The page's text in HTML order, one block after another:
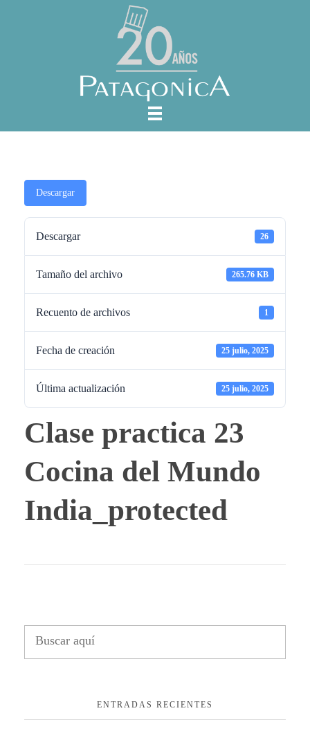
Descargar
Descargar 26
Tamaño del archivo 265.76 KB
Recuento de archivos 1
Fecha de creación 25 julio, 2025
Última actualización 25 julio, 2025
Clase practica 23
Cocina del Mundo
India_protected
ENTRADAS RECIENTES